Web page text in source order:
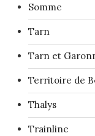
Somme
Tarn
Tarn et
Territoire de
Thalys
Trainline